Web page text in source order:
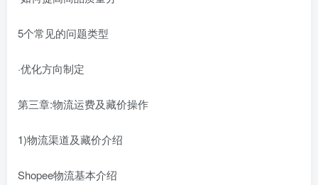
5个常见的问题类型
·优化方向制定
第三章:物流运费及藏价操作
1)物流渠道及藏价介绍
Shopee物流基本介绍